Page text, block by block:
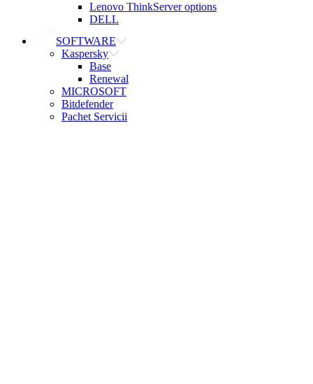
Lenovo ThinkServer options
DELL
SOFTWARE
Kaspersky
Base
Renewal
MICROSOFT
Bitdefender
Pachet Servicii